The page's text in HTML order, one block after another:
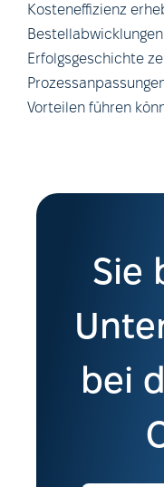
Kosteneffizienz
Erfolgsgeschichte
Vorteilen führen
Sie
bei